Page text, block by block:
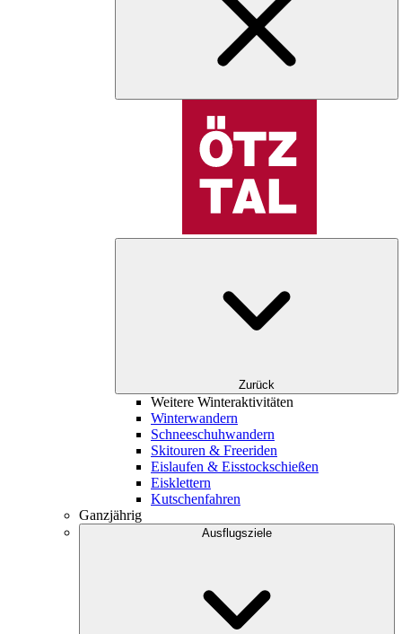
Zurück
Weitere Winteraktivitäten
Winterwandern
Schneeschuhwandern
Skitouren & Freeriden
Eislaufen & Eisstockschießen
Eisklettern
Kutschenfahren
Ganzjährig
Ausflugsziele